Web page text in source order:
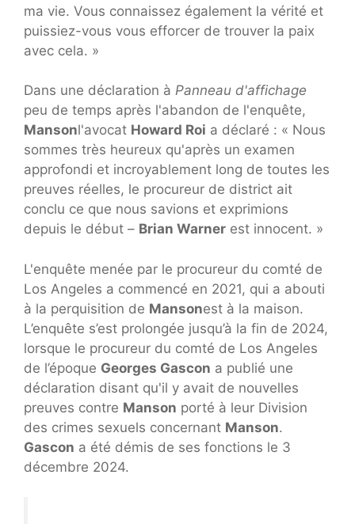
ma vie. Vous connaissez également la vérité et
puissiez-vous vous efforcer de trouver la paix
avec cela. »
Dans une déclaration à Panneau d'affichage
peu de temps après l'abandon de l'enquête,
Mansonl'avocat Howard Roi a déclaré : « Nous
sommes très heureux qu'après un examen
approfondi et incroyablement long de toutes les
preuves réelles, le procureur de district ait
conclu ce que nous savions et exprimions
depuis le début – Brian Warner est innocent. »
L'enquête menée par le procureur du comté de
Los Angeles a commencé en 2021, qui a abouti
à la perquisition de Mansonest à la maison.
L’enquête s’est prolongée jusqu’à la fin de 2024,
lorsque le procureur du comté de Los Angeles
de l’époque Georges Gascon a publié une
déclaration disant qu'il y avait de nouvelles
preuves contre Manson porté à leur Division
des crimes sexuels concernant Manson.
Gascon a été démis de ses fonctions le 3
décembre 2024.